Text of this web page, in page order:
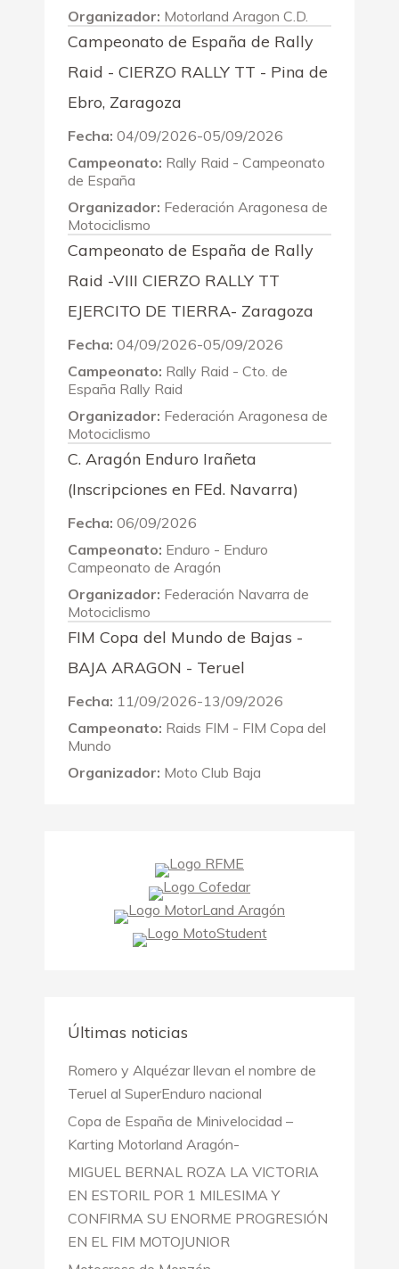
Organizador: Motorland Aragon C.D.
Campeonato de España de Rally
Raid - CIERZO RALLY TT - Pina de
Ebro, Zaragoza
Fecha: 04/09/2026-05/09/2026
Campeonato: Rally Raid - Campeonato
de España
Organizador: Federación Aragonesa de
Motociclismo
Campeonato de España de Rally
Raid -VIII CIERZO RALLY TT
EJERCITO DE TIERRA- Zaragoza
Fecha: 04/09/2026-05/09/2026
Campeonato: Rally Raid - Cto. de
España Rally Raid
Organizador: Federación Aragonesa de
Motociclismo
C. Aragón Enduro Irañeta
(Inscripciones en FEd. Navarra)
Fecha: 06/09/2026
Campeonato: Enduro - Enduro
Campeonato de Aragón
Organizador: Federación Navarra de
Motociclismo
FIM Copa del Mundo de Bajas -
BAJA ARAGON - Teruel
Fecha: 11/09/2026-13/09/2026
Campeonato: Raids FIM - FIM Copa del
Mundo
Organizador: Moto Club Baja
Últimas noticias
Romero y Alquézar llevan el nombre de
Teruel al SuperEnduro nacional
Copa de España de Minivelocidad –
Karting Motorland Aragón-
MIGUEL BERNAL ROZA LA VICTORIA
EN ESTORIL POR 1 MILESIMA Y
CONFIRMA SU ENORME PROGRESIÓN
EN EL FIM MOTOJUNIOR